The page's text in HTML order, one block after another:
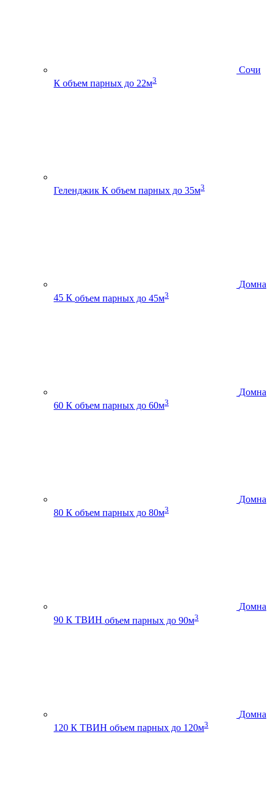
Сочи
К объем парных до 22м3
Геленджик К объем парных до 35м3
Домна
45 К объем парных до 45м3
Домна
60 К объем парных до 60м3
Домна
80 К объем парных до 80м3
Домна
90 К ТВИН объем парных до 90м3
Домна
120 К ТВИН объем парных до 120м3